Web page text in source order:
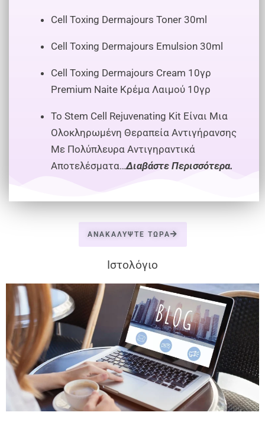
Cell Toxing Dermajours Toner 30ml
Cell Toxing Dermajours Emulsion 30ml
Cell Toxing Dermajours Cream 10γρ
Premium Naite Κρέμα Λαιμού 10γρ
Το Stem Cell Rejuvenating Kit Είναι Μια
Ολοκληρωμένη Θεραπεία Αντιγήρανσης
Με Πολύπλευρα Αντιγηραντικά
Αποτελέσματα…Διαβάστε Περισσότερα.
ΑΝΑΚΑΛΎΨΤΕ ΤΏΡΑ
Ιστολόγιο